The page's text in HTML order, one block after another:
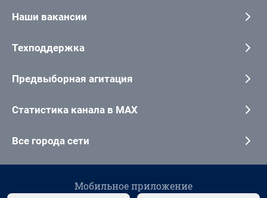
Наши вакансии
Техподдержка
Предвыборная агитация
Статистика канала в MAX
Все города сети
Мобильное приложение